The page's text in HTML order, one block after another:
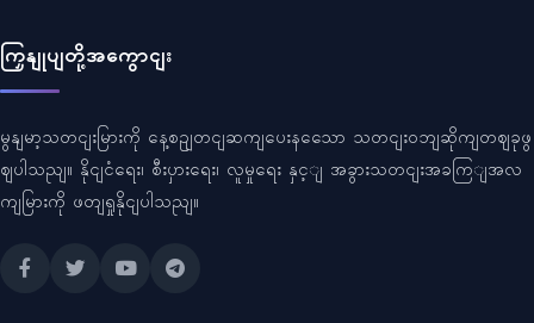
ကြှနျုပျတို့အကွောငျး
မွနျမာ့သတငျးမြားကို နေ့စဥျတငျဆကျပေးနသေော သတငျးဝဘျဆိုကျတဈခုဖွ
ဈပါသညျ။ နိုငျငံရေး၊ စီးပှားရေး၊ လူမှုရေး နှင့ျ အခွားသတငျးအခကြျအလ
ကျမြားကို ဖတျရှုနိုငျပါသညျ။